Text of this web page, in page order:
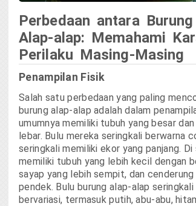
Perbedaan antara
Alap-alap: Memahami
Perilaku Masing-Masing
Penampilan Fisik
Salah satu perbedaan yang paling
burung alap-alap adalah dalam
umumnya memiliki tubuh yang besar
lebar. Bulu mereka seringkali berwarna
seringkali memiliki ekor yang panjang.
memiliki tubuh yang lebih kecil dengan
sayap yang lebih sempit, dan
pendek. Bulu burung alap-alap
bervariasi, termasuk putih, abu-abu,